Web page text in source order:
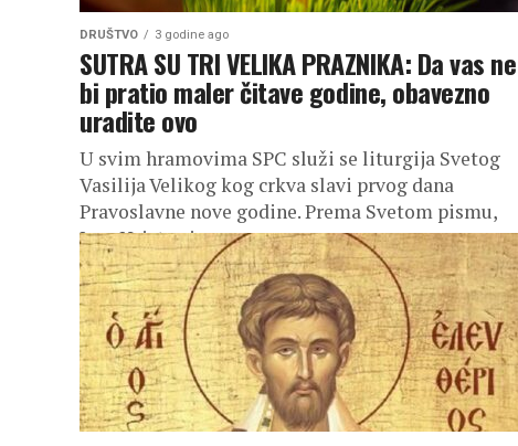
DRUŠTVO 3 godine ago
SUTRA SU TRI VELIKA PRAZNIKA: Da vas ne
bi pratio maler čitave godine, obavezno
uradite ovo
U svim hramovima SPC služi se liturgija Svetog
Vasilija Velikog kog crkva slavi prvog dana
Pravoslavne nove godine. Prema Svetom pismu,
Isus Hristos je preuzeo na...